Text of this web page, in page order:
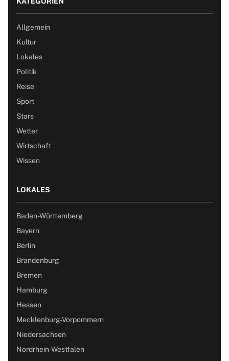
Allgemein
Kultur
Lokales
Politik
Reise
Sport
Stars
Wetter
Wirtschaft
Wissen
LOKALES
Baden-Württemberg
Bayern
Berlin
Brandenburg
Bremen
Hamburg
Hessen
Mecklenburg-Vorpommern
Niedersachsen
Nordrhein-Westfalen